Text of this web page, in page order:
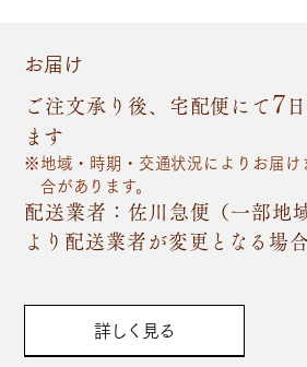
お届け
ご注文承り後、宅配便にて7
ます
地域・時期・交通状況によりお届
合があります。
配送業者：佐川急便（一部地
より配送業者が変更となる場
詳しく見る